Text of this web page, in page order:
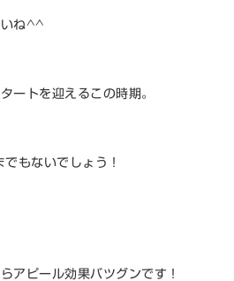
いね^^
ートを迎えるこの時期。
もないでしょう！
アピール効果バツグンです！